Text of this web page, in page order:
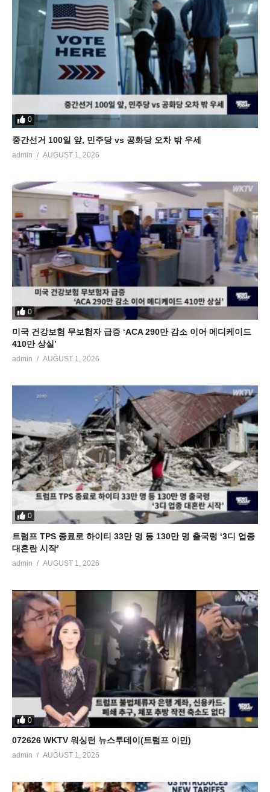
0
중간선거 100일 앞, 민주당 vs 공화당 오차 밖 우세
admin AUGUST 1, 2026
0
미국 건강보험 무보험자 급증 ‘ACA 290만 감소 이어 메디케이드
410만 상실’
admin AUGUST 1, 2026
0
트럼프 TPS 종료로 하이티 33만 명 등 130만 명 출국령 ‘3디 업종
대혼란 시작’
admin AUGUST 1, 2026
0
072626 WKTV 워싱턴 뉴스투데이(트럼프 이민)
admin AUGUST 1, 2026